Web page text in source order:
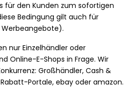
für den Kunden zum sofortigen
Bedingung gilt auch für
nur Einzelhändler oder
Online-E-Shops in Frage. Wir
Großhändler, Cash &
Portale, ebay oder amazon.